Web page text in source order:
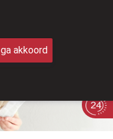
akkoord